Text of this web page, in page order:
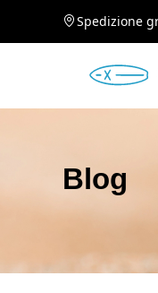
Spedizione
Blog